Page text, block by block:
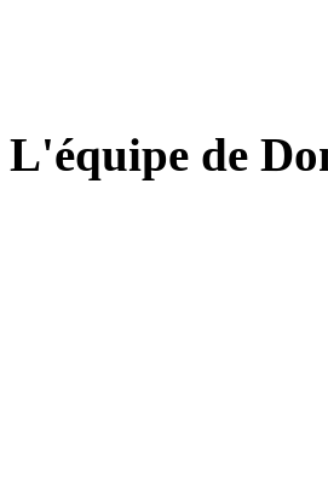
L'équipe de